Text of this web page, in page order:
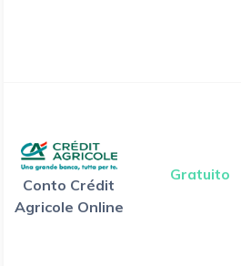
Conto Crédit
Agricole Online
Gratuito